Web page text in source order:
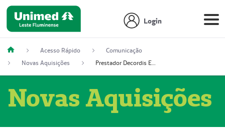
Login
Acesso Rápido
Comunicação
Novas Aquisições
Prestador Decordis Exames Cardiológicos LTDA (51004347-4)
Novas Aquisições